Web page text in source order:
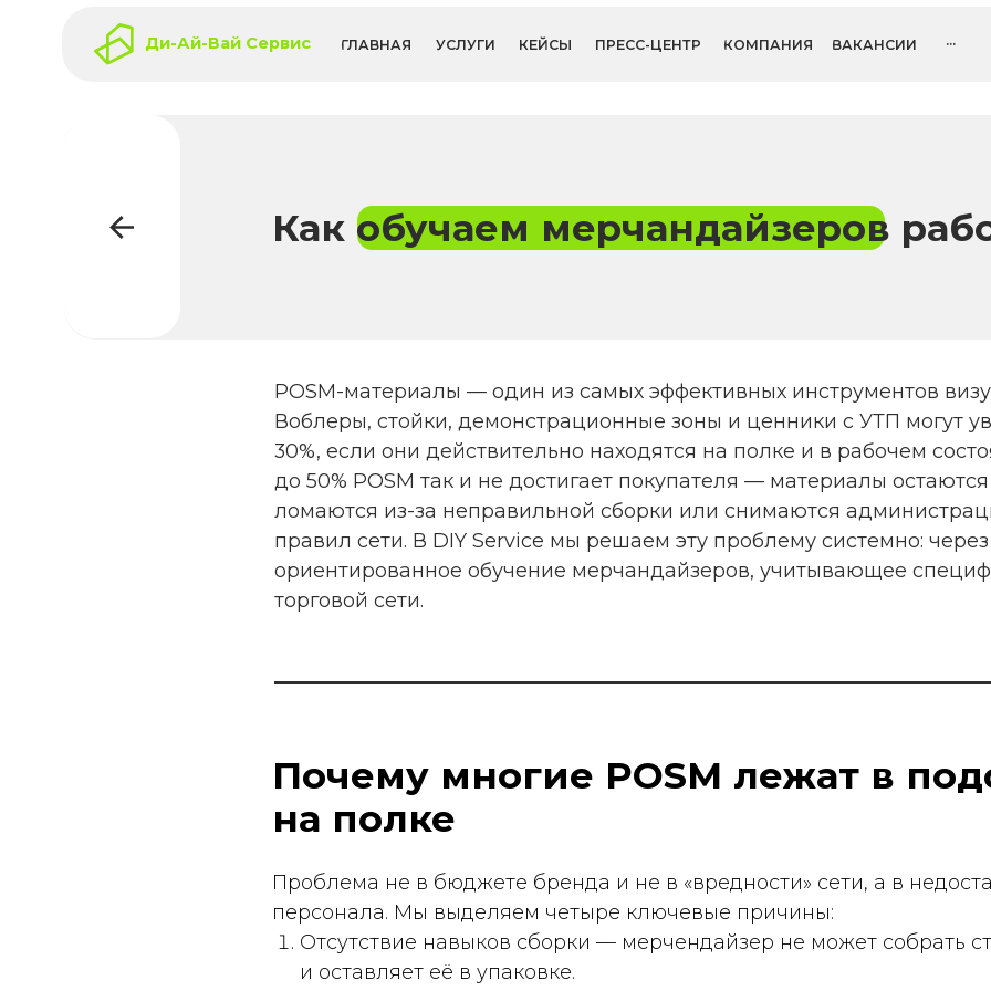
Ди-Ай-Вай Сервис ГЛАВНАЯ УСЛУГИ КЕЙСЫ ПРЕСС-ЦЕНТР КОМПАНИЯ ВАКАНСИИ
30%, если они действительно находятся на полке и в рабочем состоянии.
до 50% POSM так и не достигает покупателя — материалы остаются в
ломаются из-за неправильной сборки или снимаются администрацией из-за
правил сети. В DIY Service мы решаем эту проблему системно: через глубокое,
ориентированное обучение мерчандайзеров, учитывающее специфику
торговой сети.
Как обучаем мерчандайзеров работе с
Почему многие POSM лежат в
Проблема не в бюджете бренда и не в «вредности» сети, а в недостаточной
персонала. Мы выделяем четыре ключевые причины:
и оставляет её в упаковке.
Страх конфликта с администрацией — опасение, что POSM «мешает» или
правила, приводит к тому, что материал даже не достают из машины.
Незнание требований сетей — например, в «Леруа Мерлен» запрещено
скотч на воблерах, а в «Магните» нельзя размещать POSM на кассовых зонах.